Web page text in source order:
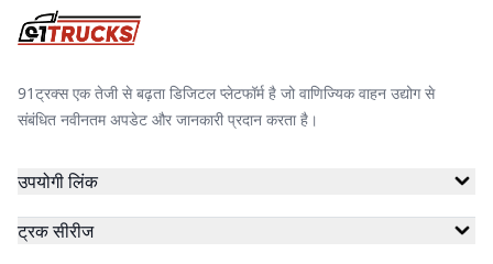
91ट्रक्स एक तेजी से बढ़ता डिजिटल प्लेटफॉर्म है जो वाणिज्यिक वाहन उद्योग से
संबंधित नवीनतम अपडेट और जानकारी प्रदान करता है।
उपयोगी लिंक
ट्रक सीरीज